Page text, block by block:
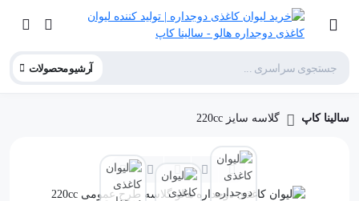
آرشیو محصولات
سالینا کاپ گلاسه سایز 220cc